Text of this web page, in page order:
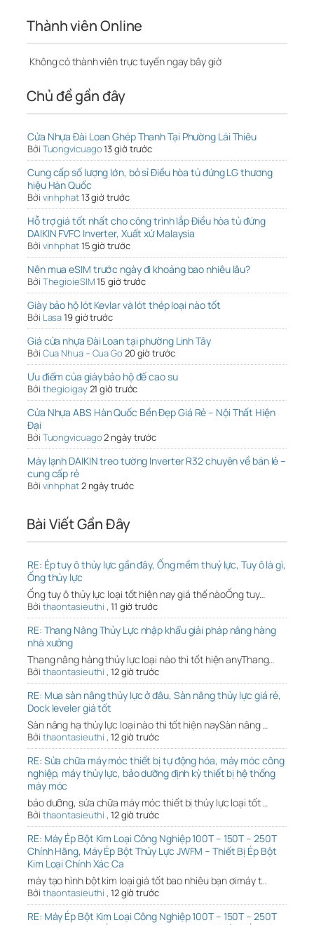
Thành viên Online
Không có thành viên trực tuyến ngay bây giờ
Chủ đề gần đây
Cửa Nhựa Đài Loan Ghép Thanh Tại Phường Lái Thiêu
Bởi Tuongvicuago13 giờ trước
Cung cấp số lượng lớn, bỏ sỉ Điều hòa tủ đứng LG thương
hiệu Hàn Quốc
Bởi vinhphat13 giờ trước
Hỗ trợ giá tốt nhất cho công trình lắp Điều hòa tủ đứng
DAIKIN FVFC Inverter, Xuất xứ Malaysia
Bởi vinhphat15 giờ trước
Nên mua eSIM trước ngày đi khoảng bao nhiêu lâu?
Bởi ThegioieSIM15 giờ trước
Giày bảo hộ lót Kevlar và lót thép loại nào tốt
Bởi Lasa19 giờ trước
Giá cửa nhựa Đài Loan tại phường Linh Tây
Bởi Cua Nhua – Cua Go 20 giờ trước
Ưu điểm của giày bảo hộ đế cao su
Bởi thegioigay21 giờ trước
Cửa Nhựa ABS Hàn Quốc Bền Đẹp Giá Rẻ – Nội Thất Hiện
Đại
Bởi Tuongvicuago2 ngày trước
Máy lạnh DAIKIN treo tường Inverter R32 chuyên về bán lẻ –
cung cấp rẻ
Bởi vinhphat2 ngày trước
Bài Viết Gần Đây
RE: Ép tuy ô thủy lực gần đây, Ống mềm thuỷ lực, Tuy ô là gì,
Ống thủy lực
Ống tuy ô thủy lực loại tốt hiện nay giá thế nàoỐng tuy…
Bởi thaontasieuthi , 11 giờ trước
RE: Thang Nâng Thủy Lực nhập khẩu giải pháp nâng hàng
nhà xưởng
Thang nâng hàng thủy lực loại nào thì tốt hiện anyThang…
Bởi thaontasieuthi , 12 giờ trước
RE: Mua sàn nâng thủy lực ở đâu, Sàn nâng thủy lực giá rẻ,
Dock leveler giá tốt
Sàn nâng hạ thủy lực loại nào thì tốt hiện naySàn nâng …
Bởi thaontasieuthi , 12 giờ trước
RE: Sửa chữa máy móc thiết bị tự động hóa, máy móc công
nghiệp, máy thủy lực, bảo dưỡng định kỳ thiết bị hệ thống
máy móc
bảo dưỡng, sửa chữa máy móc thiết bị thủy lực loại tốt …
Bởi thaontasieuthi , 12 giờ trước
RE: Máy Ép Bột Kim Loại Công Nghiệp 100T – 150T – 250T
Chính Hãng, Máy Ép Bột Thủy Lực JWFM – Thiết Bị Ép Bột
Kim Loại Chính Xác Ca
máy tạo hình bột kim loại giá tốt bao nhiêu bạn ơimáy t…
Bởi thaontasieuthi , 12 giờ trước
RE: Máy Ép Bột Kim Loại Công Nghiệp 100T – 150T – 250T